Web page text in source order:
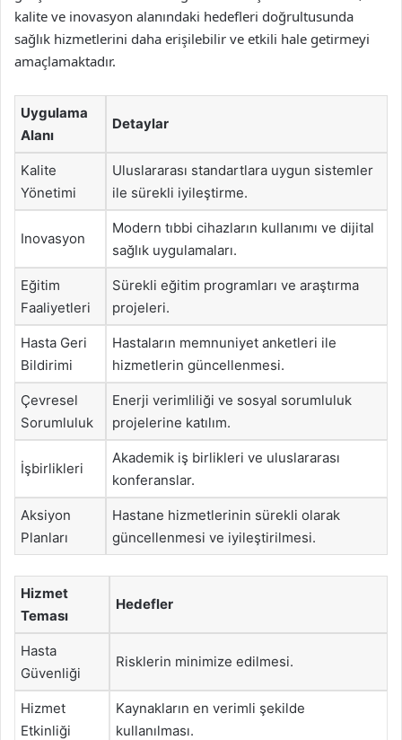
kalite ve inovasyon alanındaki hedefleri doğrultusunda
sağlık hizmetlerini daha erişilebilir ve etkili hale getirmeyi
amaçlamaktadır.
Uygulama
Alanı
Detaylar
Kalite
Yönetimi
Uluslararası standartlara uygun sistemler
ile sürekli iyileştirme.
Inovasyon
Modern tıbbi cihazların kullanımı ve dijital
sağlık uygulamaları.
Eğitim
Faaliyetleri
Sürekli eğitim programları ve araştırma
projeleri.
Hasta Geri
Bildirimi
Hastaların memnuniyet anketleri ile
hizmetlerin güncellenmesi.
Çevresel
Sorumluluk
Enerji verimliliği ve sosyal sorumluluk
projelerine katılım.
İşbirlikleri
Akademik iş birlikleri ve uluslararası
konferanslar.
Aksiyon
Planları
Hastane hizmetlerinin sürekli olarak
güncellenmesi ve iyileştirilmesi.
Hizmet
Teması
Hedefler
Hasta
Güvenliği
Risklerin minimize edilmesi.
Hizmet
Etkinliği
Kaynakların en verimli şekilde
kullanılması.